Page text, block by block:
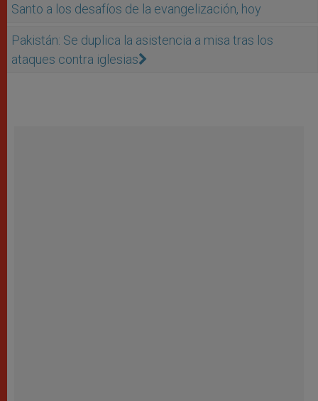
Santo a los desafíos de la evangelización, hoy
Pakistán: Se duplica la asistencia a misa tras los
ataques contra iglesias